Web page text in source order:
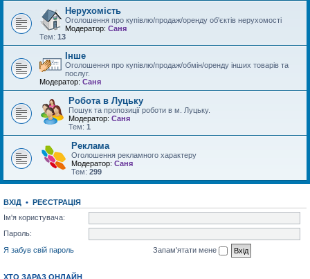
Нерухомість
Оголошення про купівлю/продаж/оренду об'єктів нерухомості
Модератор: Саня
Тем: 13
Інше
Оголошення про купівлю/продаж/обмін/оренду інших товарів та
послуг.
Модератор: Саня
Робота в Луцьку
Пошук та пропозиції роботи в м. Луцьку.
Модератор: Саня
Тем: 1
Реклама
Оголошення рекламного характеру
Модератор: Саня
Тем: 299
ВХІД • РЕЄСТРАЦІЯ
Ім'я користувача:
Пароль:
Я забув свій пароль
Запам'ятати мене
ХТО ЗАРАЗ ОНЛАЙН